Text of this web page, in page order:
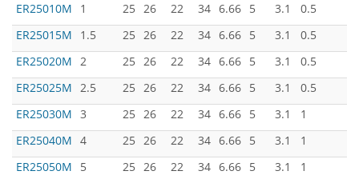
ER25010M
1 25 26 22 34 6.66 5 3.1
0.5
ER25015M
1.5 25 26 22 34 6.66 5 3.1
0.5
ER25020M 2 25 26 22 34 6.66 5 3.1
0.5
ER25025M 2.5 25 26 22 34 6.66 5 3.1
0.5
ER25030M 3 25 26 22 34 6.66 5 3.1
1
ER25040M 4 25 26 22 34 6.66 5 3.1
1
ER25050M
5 25 26 22 34 6.66 5 3.1
1